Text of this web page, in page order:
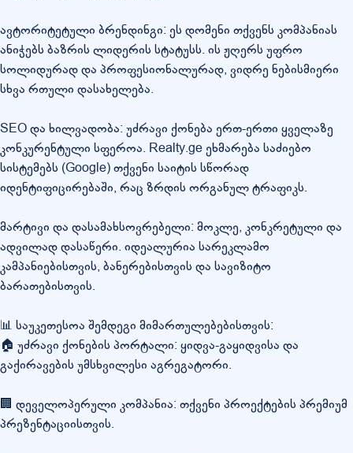
ავტორიტეტული ბრენდინგი: ეს დომენი თქვენს კომპანიას
ანიჭებს ბაზრის ლიდერის სტატუსს. ის ჟღერს უფრო
სოლიდურად და პროფესიონალურად, ვიდრე ნებისმიერი
სხვა რთული დასახელება.
SEO და ხილვადობა: უძრავი ქონება ერთ-ერთი ყველაზე
კონკურენტული სფეროა. Realty.ge ეხმარება საძიებო
სისტემებს (Google) თქვენი საიტის სწორად
იდენტიფიცირებაში, რაც ზრდის ორგანულ ტრაფიკს.
მარტივი და დასამახსოვრებელი: მოკლე, კონკრეტული და
ადვილად დასაწერი. იდეალურია სარეკლამო
კამპანიებისთვის, ბანერებისთვის და სავიზიტო
ბარათებისთვის.
📊 საუკეთესოა შემდეგი მიმართულებებისთვის:
🏠 უძრავი ქონების პორტალი: ყიდვა-გაყიდვისა და
გაქირავების უმსხვილესი აგრეგატორი.
🏢 დეველოპერული კომპანია: თქვენი პროექტების პრემიუმ
პრეზენტაციისთვის.